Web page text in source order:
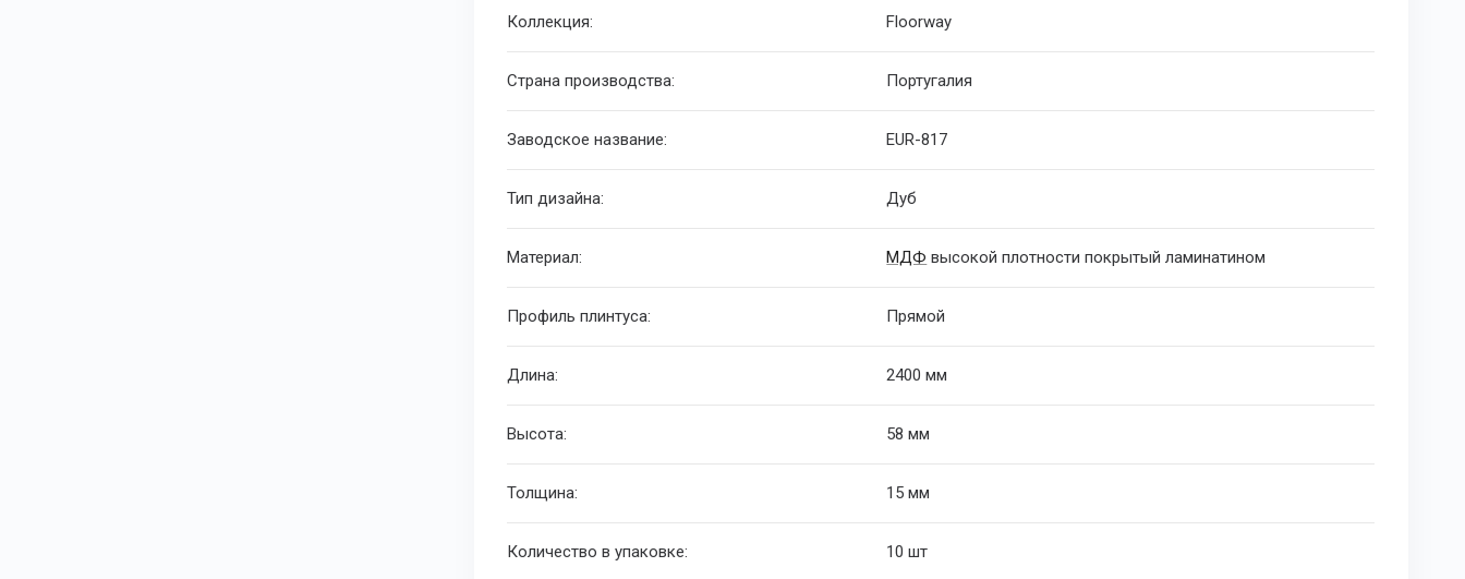
Коллекция: Floorway
Страна производства: Португалия
Заводское название: EUR-817
Тип дизайна: Дуб
Материал: МДФ высокой плотности покрытый ламинатином
Профиль плинтуса: Прямой
Длина: 2400 мм
Высота: 58 мм
Толщина: 15 мм
Количество в упаковке: 10 шт